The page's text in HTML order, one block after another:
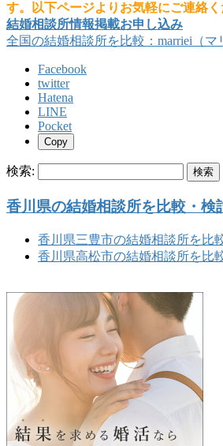
す。以下ページよりお気軽にご連絡く
結婚相談所情報掲載お申し込み
全国の結婚相談所を比較：marriei（マ
Facebook
twitter
Hatena
LINE
Pocket
Copy
検索:
香川県の結婚相談所を比較・検
香川県三豊市の結婚相談所を比
香川県高松市の結婚相談所を比